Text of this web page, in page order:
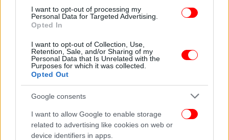
I want to opt-out of processing my
Personal Data for Targeted Advertising.
Opted In
I want to opt-out of Collection, Use,
Retention, Sale, and/or Sharing of my
Personal Data that Is Unrelated with the
Purposes for which it was collected.
Opted Out
Google consents
I want to allow Google to enable storage
related to advertising like cookies on web or
device identifiers in apps.
Τα έμπειρα στελέχη του Ανθρωποκτονιών
ξεσκονίζουν τις επαφές του καθώς εκτιμάται πως η
δραστηριοποίηση του με τα ναρκωτικά, στο κέντρο
της Αθήνας και κυρίως στην Ομόνοια, οδήγησε και
ενέδρα θανάτου σε βάρος του.
Παράλληλα οι αστυνομικοί αναζητούν υλικό από
κάμερες ασφαλείας της περιοχής έτσι ώστε να
διαπιστώσουν πώς κινήθηκε ο δολοφόνος του, αλλά
και πόσα άτομα συμμετείχαν στην αιματηρή
επίθεση.